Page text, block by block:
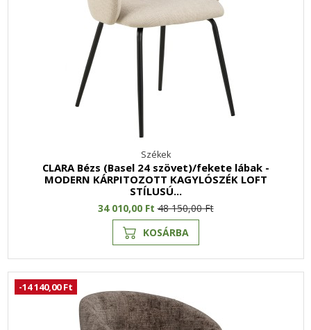
Székek
CLARA Bézs (Basel 24 szövet)/fekete lábak -
MODERN KÁRPITOZOTT KAGYLÓSZÉK LOFT
STÍLUSÚ...
34 010,00 Ft48 150,00 Ft
KOSÁRBA
-14 140,00 Ft